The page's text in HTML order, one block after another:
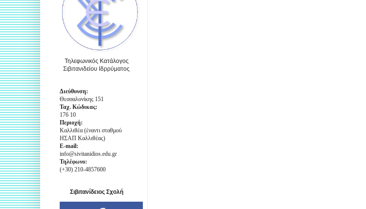
Τηλεφωνικός Κατάλογος
Σιβιτανιδείου Ιδρρύματος
Διεύθυνση:
Θεσσαλονίκης 151
Ταχ. Κώδικας:
176 10
Περιοχή:
Καλλιθέα (έναντι σταθμού
ΗΣΑΠ Καλλιθέας)
E-mail:
info@sivitanidios.edu.gr
Τηλέφωνο:
(+30) 210-4857600
Σιβιτανίδειος Σχολή